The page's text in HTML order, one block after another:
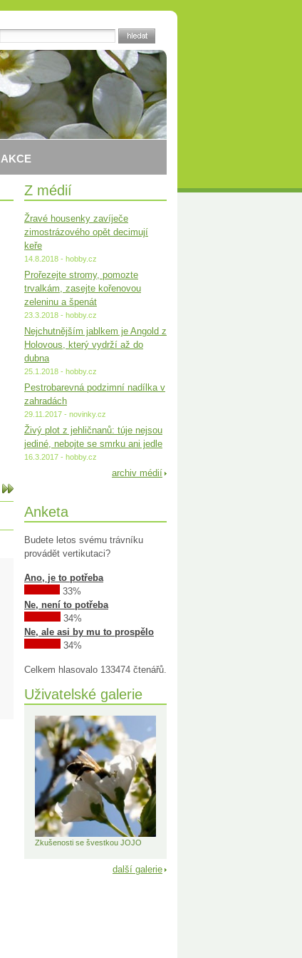
Z médií
Žravé housenky zavíječe
zimostrázového opět decimují
keře
14.8.2018 - hobby.cz
Prořezejte stromy, pomozte
trvalkám, zasejte kořenovou
zeleninu a špenát
23.3.2018 - hobby.cz
Nejchutnějším jablkem je Angold z
Holovous, který vydrží až do
dubna
25.1.2018 - hobby.cz
Pestrobarevná podzimní nadílka v
zahradách
29.11.2017 - novinky.cz
Živý plot z jehličnanů: túje nejsou
jediné, nebojte se smrku ani jedle
16.3.2017 - hobby.cz
archiv médií
Anketa
Budete letos svému trávníku
provádět vertikutaci?
Ano, je to potřeba
33%
Ne, není to potřeba
34%
Ne, ale asi by mu to prospělo
34%
Celkem hlasovalo 133474 čtenářů.
Uživatelské galerie
Zkušenosti se švestkou JOJO
další galerie
AKCE